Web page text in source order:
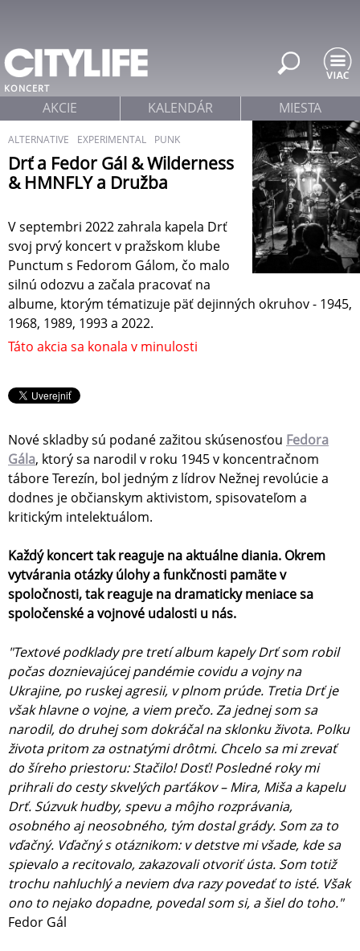
KONCERT
ALTERNATIVE EXPERIMENTAL PUNK
Drť a Fedor Gál & Wilderness
& HMNFLY a Družba
V septembri 2022 zahrala kapela Drť
svoj prvý koncert v pražskom klube
Punctum s Fedorom Gálom, čo malo
silnú odozvu a začala pracovať na
albume, ktorým tématizuje päť dejinných okruhov - 1945,
1968, 1989, 1993 a 2022.
Táto akcia sa konala v minulosti
Nové skladby sú podané zažitou skúsenosťou Fedora
Gála, ktorý sa narodil v roku 1945 v koncentračnom
tábore Terezín, bol jedným z lídrov Nežnej revolúcie a
dodnes je občianskym aktivistom, spisovateľom a
kritickým intelektuálom.
Každý koncert tak reaguje na aktuálne diania. Okrem
vytvárania otázky úlohy a funkčnosti pamäte v
spoločnosti, tak reaguje na dramaticky meniace sa
spoločenské a vojnové udalosti u nás.
"Textové podklady pre tretí album kapely Drť som robil
počas doznievajúcej pandémie covidu a vojny na
Ukrajine, po ruskej agresii, v plnom prúde. Tretia Drť je
však hlavne o vojne, a viem prečo. Za jednej som sa
narodil, do druhej som dokráčal na sklonku života. Polku
života pritom za ostnatými drôtmi. Chcelo sa mi zrevať
do šíreho priestoru: Stačilo! Dosť! Posledné roky mi
prihrali do cesty skvelých parťákov – Mira, Miša a kapelu
Drť. Súzvuk hudby, spevu a môjho rozprávania,
osobného aj neosobného, tým dostal grády. Som za to
vďačný. Vďačný s otáznikom: v detstve mi všade, kde sa
spievalo a recitovalo, zakazovali otvoriť ústa. Som totiž
trochu nahluchlý a neviem dva razy povedať to isté. Však
ono to nejako dopadne, povedal som si, a šiel do toho."
Fedor Gál
AKCIE KALENDÁR MIESTA